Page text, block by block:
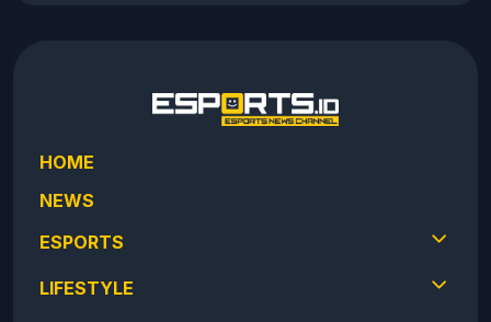
HOME
NEWS
ESPORTS
LIFESTYLE